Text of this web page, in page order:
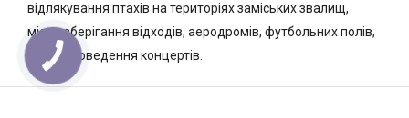
відлякування птахів на територіях заміських звалищ,
місць зберігання відходів, аеродромів, футбольних полів,
місць проведення концертів.